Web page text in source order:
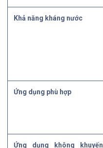
Khả năng kháng nước
Ứng dụng phù hợp
Ứng dụng không khuyến